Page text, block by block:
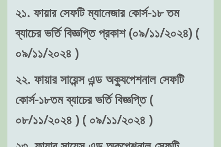
২১. ফায়ার সেফটি ম্যানেজার কোর্স-১৮ তম
ব্যাচের ভর্তি বিজ্ঞপ্তি প্রকাশ (০৯/১১/২০২৪) (
০৯/১১/২০২৪ )
২২. ফায়ার সায়েন্স এন্ড অক্যুপেশনাল সেফটি
কোর্স-১৮তম ব্যাচের ভর্তি বিজ্ঞপ্তি (
০৮/১১/২০২৪ ) ( ০৯/১১/২০২৪ )